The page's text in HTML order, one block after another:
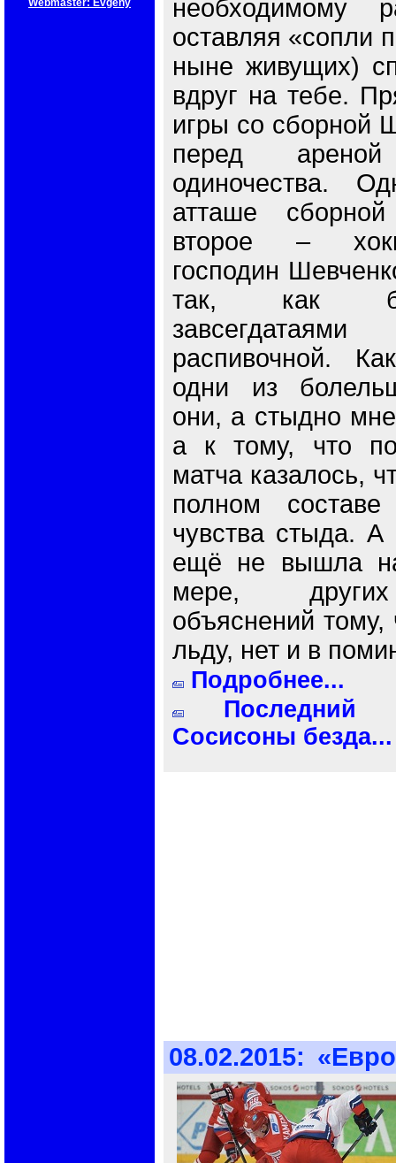
Webmaster: Evgeny
необходимому
оставляя «сопли
ныне живущих)
вдруг на тебе.
игры со сборной
перед
одиночества.
атташе
второе –
господин
так, как
распивочной.
одни из
они, а стыдно
а к тому, что
матча казалось,
полном
чувства стыда.
ещё не вышла
мере,
объяснений тому,
льду, нет и в
Подробнее...
Последний
Сосисоны безда...
08.02.2015: